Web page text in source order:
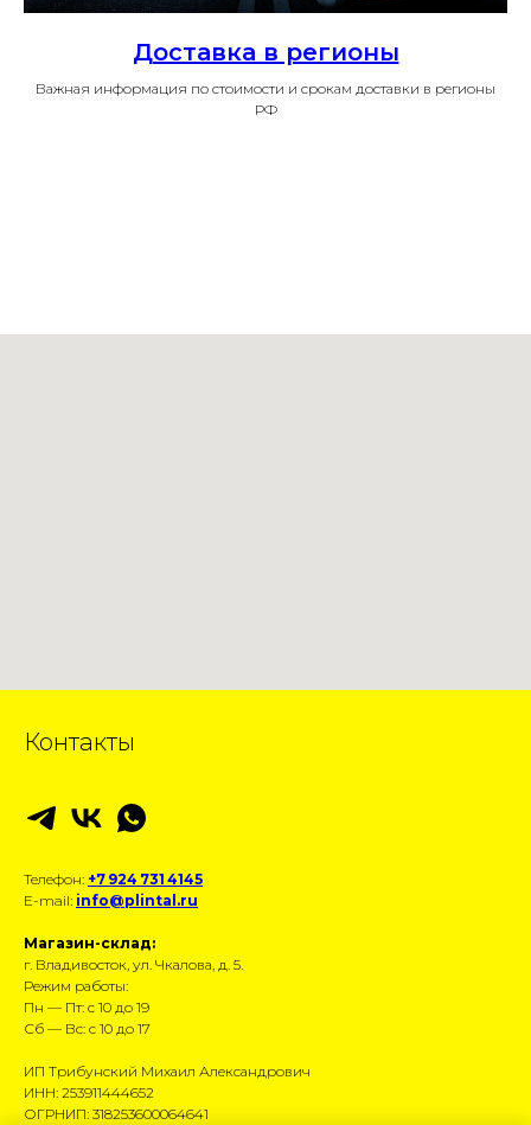
Доставка в регионы
Важная информация по стоимости и срокам доставки в регионы
РФ
Контакты
Телефон: +7 924 731 4145
E-mail: info@plintal.ru
Магазин-склад:
г. Владивосток, ул. Чкалова, д. 5.
Режим работы:
Пн — Пт: с 10 до 19
Сб — Вс: с 10 до 17
ИП Трибунский Михаил Александрович
ИНН: 253911444652
ОГРНИП: 318253600064641